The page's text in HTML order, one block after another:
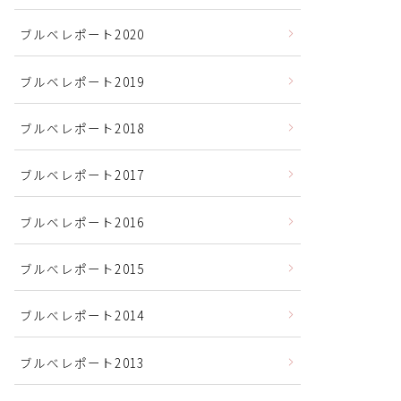
ブルベレポート2020
ブルベレポート2019
ブルベレポート2018
ブルベレポート2017
ブルベレポート2016
ブルべレポート2015
ブルべレポート2014
ブルべレポート2013